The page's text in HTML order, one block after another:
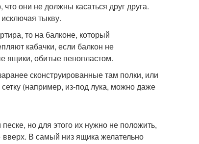
они не должны касаться друг друга.
тыкву.
то на балконе, который
кабачки, если балкон не
ящики, обитые пенопластом.
сконструированные там полки, или
(например, из-под лука, можно даже
но для этого их нужно не положить,
вверх. В самый низ ящика желательно